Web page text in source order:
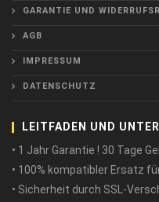
GARANTIE UND
AGB
IMPRESSUM
DATENSCHUTZ
LEITFADEN UND
• 1 Jahr Garantie ! 30 Tage
• 100% kompatibler Ersatz
• Sicherheit durch SSL-